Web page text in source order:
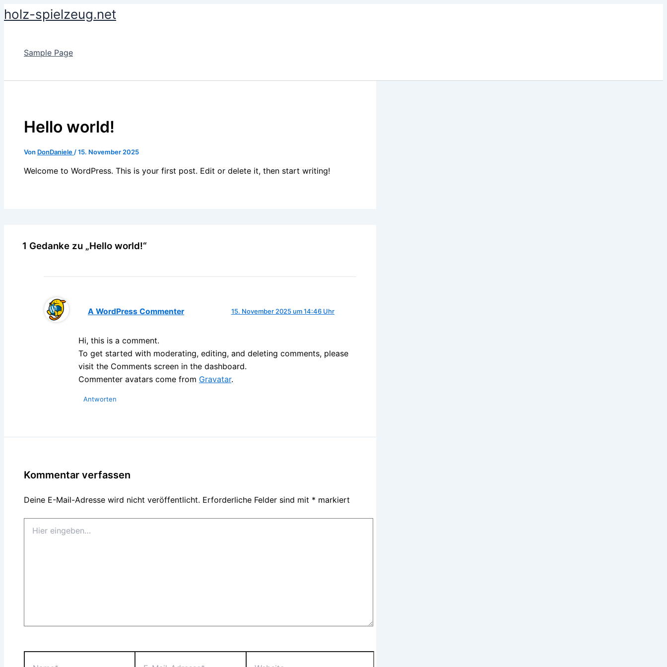
Zum
Inhalt
holz-spielzeug.net
Sample Page
Hello world!
Von DonDaniele /15. November 2025
Welcome to WordPress. This is your first post. Edit or delete it, then start writing!
1 Gedanke zu „Hello world!“
A WordPress Commenter 15. November 2025 um 14:46 Uhr
Hi, this is a comment.
To get started with moderating, editing, and deleting comments, please
visit the Comments screen in the dashboard.
Commenter avatars come from Gravatar.
Antworten
Kommentar verfassen
Deine E-Mail-Adresse wird nicht veröffentlicht. Erforderliche Felder sind mit * markiert
eingeben…